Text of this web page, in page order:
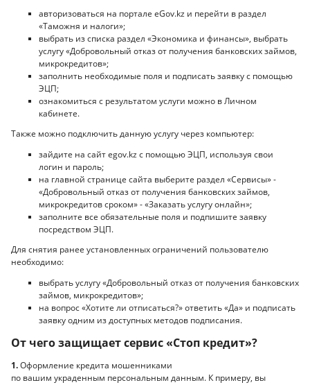
авторизоваться на портале eGov.kz и перейти в раздел
«Таможня и налоги»;
выбрать из списка раздел «Экономика и финансы», выбрать
услугу «Добровольный отказ от получения банковских займов,
микрокредитов»;
заполнить необходимые поля и подписать заявку с помощью
ЭЦП;
ознакомиться с результатом услуги можно в Личном
кабинете.
Также можно подключить данную услугу через компьютер:
зайдите на сайт egov.kz с помощью ЭЦП, используя свои
логин и пароль;
на главной странице сайта выберите раздел «Сервисы» -
«Добровольный отказ от получения банковских займов,
микрокредитов сроком» - «Заказать услугу онлайн»;
заполните все обязательные поля и подпишите заявку
посредством ЭЦП.
Для снятия ранее установленных ограничений пользователю
необходимо:
выбрать услугу «Добровольный отказ от получения банковских
займов, микрокредитов»;
на вопрос «Хотите ли отписаться?» ответить «Да» и подписать
заявку одним из доступных методов подписания.
От чего защищает сервис «Стоп кредит»?
1.Оформление кредита мошенниками
по вашим украденным персональным данным. К примеру, вы